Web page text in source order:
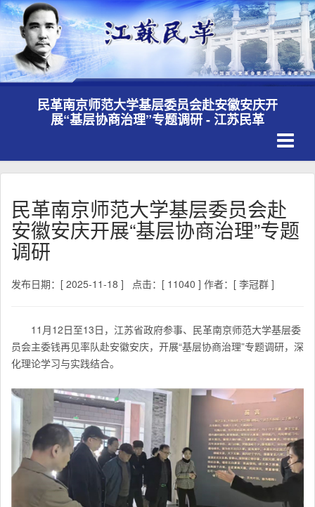
民革南京师范大学基层委员会赴安徽安庆开
展“基层协商治理”专题调研 - 江苏民革
民革南京师范大学基层委员会赴
安徽安庆开展“基层协商治理”专题
调研
发布日期：[ 2025-11-18 ] 点击：[ 11040 ] 作者：[ 李冠群 ]
11月12日至13日，江苏省政府参事、民革南京师范大学基层委
员会主委钱再见率队赴安徽安庆，开展“基层协商治理”专题调研，深
化理论学习与实践结合。